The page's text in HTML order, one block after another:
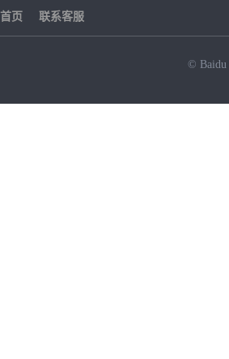
首页 联系客服
© Baidu